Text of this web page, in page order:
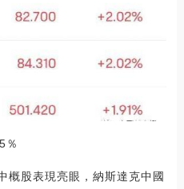
％
股表現亮眼，納斯達克中國